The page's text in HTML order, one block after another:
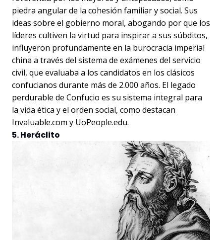
piedra angular de la cohesión familiar y social. Sus
ideas sobre el gobierno moral, abogando por que los
líderes cultiven la virtud para inspirar a sus súbditos,
influyeron profundamente en la burocracia imperial
china a través del sistema de exámenes del servicio
civil, que evaluaba a los candidatos en los clásicos
confucianos durante más de 2.000 años. El legado
perdurable de Confucio es su sistema integral para
la vida ética y el orden social, como destacan
Invaluable.com y UoPeople.edu.
5. Heráclito